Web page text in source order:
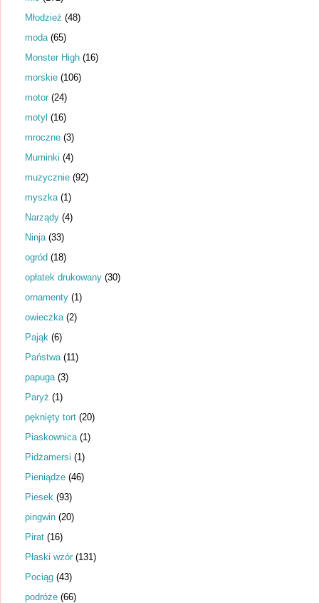
Młodzież (48)
moda (65)
Monster High (16)
morskie (106)
motor (24)
motyl (16)
mroczne (3)
Muminki (4)
muzycznie (92)
myszka (1)
Narządy (4)
Ninja (33)
ogród (18)
opłatek drukowany (30)
ornamenty (1)
owieczka (2)
Pająk (6)
Państwa (11)
papuga (3)
Paryż (1)
pęknięty tort (20)
Piaskownica (1)
Pidżamersi (1)
Pieniądze (46)
Piesek (93)
pingwin (20)
Pirat (16)
Płaski wzór (131)
Pociąg (43)
podróże (66)